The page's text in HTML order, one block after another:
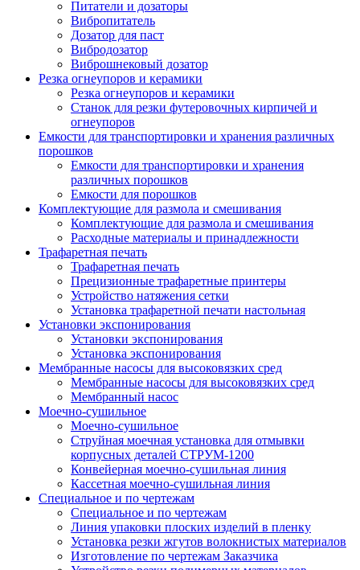
Питатели и дозаторы
Вибропитатель
Дозатор для паст
Вибродозатор
Виброшнековый дозатор
Резка огнеупоров и керамики
Резка огнеупоров и керамики
Станок для резки футеровочных кирпичей и
огнеупоров
Емкости для транспортировки и хранения различных
порошков
Емкости для транспортировки и хранения
различных порошков
Емкости для порошков
Комплектующие для размола и смешивания
Комплектующие для размола и смешивания
Расходные материалы и принадлежности
Трафаретная печать
Трафаретная печать
Прецизионные трафаретные принтеры
Устройство натяжения сетки
Установка трафаретной печати настольная
Установки экспонирования
Установки экспонирования
Установка экспонирования
Мембранные насосы для высоковязких сред
Мембранные насосы для высоковязких сред
Мембранный насос
Моечно-сушильное
Моечно-сушильное
Струйная моечная установка для отмывки
корпусных деталей СТРУМ-1200
Конвейерная моечно-сушильная линия
Кассетная моечно-сушильная линия
Специальное и по чертежам
Специальное и по чертежам
Линия упаковки плоских изделий в пленку
Установка резки жгутов волокнистых материалов
Изготовление по чертежам Заказчика